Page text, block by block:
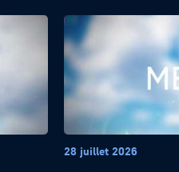
28 juillet 2026